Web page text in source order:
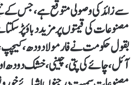
سے زائد کی وصولی متوقع ہے، جس کے
مصنوعات کی قیمتوں پر مزید دباؤ پڑ
بقول حکومت نے فارمولا دودھ،
آئل، چائے کی پتی، چینی، خشک دودھ